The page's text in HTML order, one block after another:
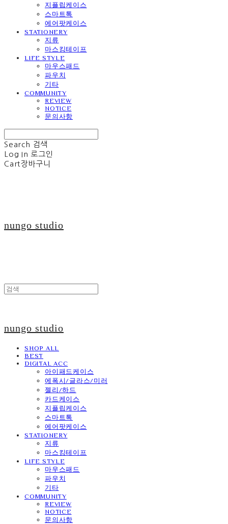
지플립케이스
스마트톡
에어팟케이스
STATIONERY
지류
마스킹테이프
LIFE STYLE
마우스패드
파우치
기타
COMMUNITY
REVIEW
NOTICE
문의사항
Search 검색
Log In 로그인
Cart장바구니
nungo studio
nungo studio
SHOP ALL
BEST
DIGITAL ACC
아이패드케이스
에폭시/글라스/미러
젤리/하드
카드케이스
지플립케이스
스마트톡
에어팟케이스
STATIONERY
지류
마스킹테이프
LIFE STYLE
마우스패드
파우치
기타
COMMUNITY
REVIEW
NOTICE
문의사항